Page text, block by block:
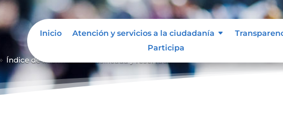
Inicio Atención y servicios a la ciudadanía
Participa
Índice de información clasificada y reservada.